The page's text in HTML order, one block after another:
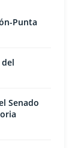
Punta
Senado